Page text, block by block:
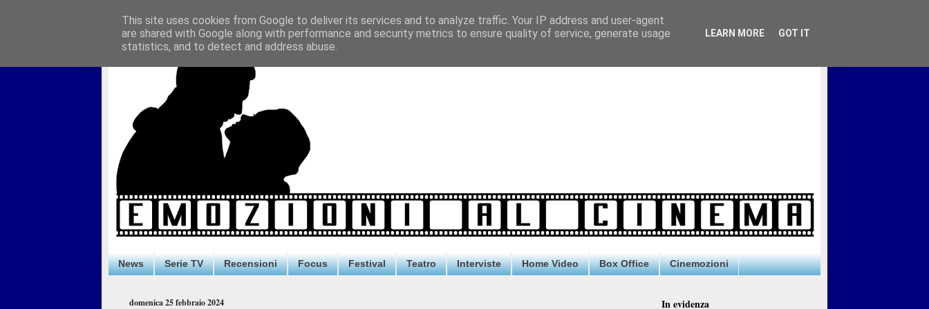
News Serie TV Recensioni Focus Festival Teatro Interviste Home Video Box Office Cinemozioni
domenica 25 febbraio 2024 In evidenza
This site uses cookies from Google to deliver its services and to analyze traffic. Your IP address and user-agent
are shared with Google along with performance and security metrics to ensure quality of service, generate usage
statistics, and to detect and address abuse.
LEARN MORE GOT IT